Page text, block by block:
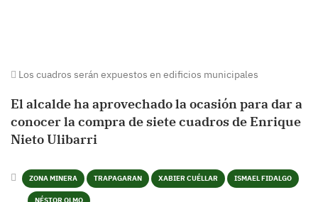
Los cuadros serán expuestos en edificios municipales
El alcalde ha aprovechado la ocasión para dar a
conocer la compra de siete cuadros de Enrique
Nieto Ulibarri
ZONA MINERA TRAPAGARAN XABIER CUÉLLAR ISMAEL FIDALGO